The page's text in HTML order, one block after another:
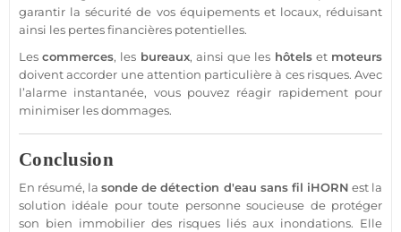
garantir lasécurité de vos équipements et locaux, réduisant
ainsi les pertes financières potentielles.
Lescommerces, les bureaux, ainsi que les hôtelset moteurs
doivent accorder une attention particulière à ces risques. Avec
l’alarme instantanée, vous pouvez réagir rapidement pour
minimiser les dommages.
Conclusion
En résumé, lasonde de détection d'eau sans fil iHORN est la
solution idéale pour toute personne soucieuse de protéger
son bien immobilier des risques liés aux inondations. Elle